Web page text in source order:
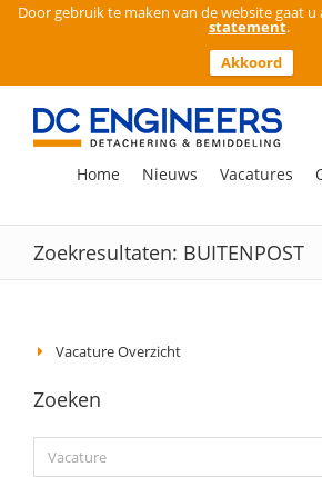
Door gebruik te maken van de website gaat
statement.
Akkoord
Ga
inhoud
naar:
Home Nieuws Vacatures
Zoekresultaten: BUITENPOST
Vacature Overzicht
Zoeken